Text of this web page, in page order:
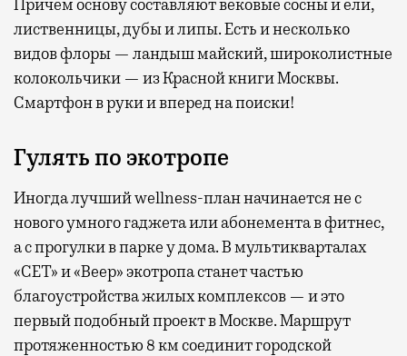
Причем основу составляют вековые сосны и ели,
лиственницы, дубы и липы. Есть и несколько
видов флоры — ландыш майский, широколистные
колокольчики — из Красной книги Москвы.
Смартфон в руки и вперед на поиски!
Гулять по экотропе
Иногда лучший wellness-план начинается не с
нового умного гаджета или абонемента в фитнес,
а с прогулки в парке у дома. В мультикварталах
«СЕТ» и «Веер» экотропа станет частью
благоустройства жилых комплексов — и это
первый подобный проект в Москве. Маршрут
протяженностью 8 км соединит городской